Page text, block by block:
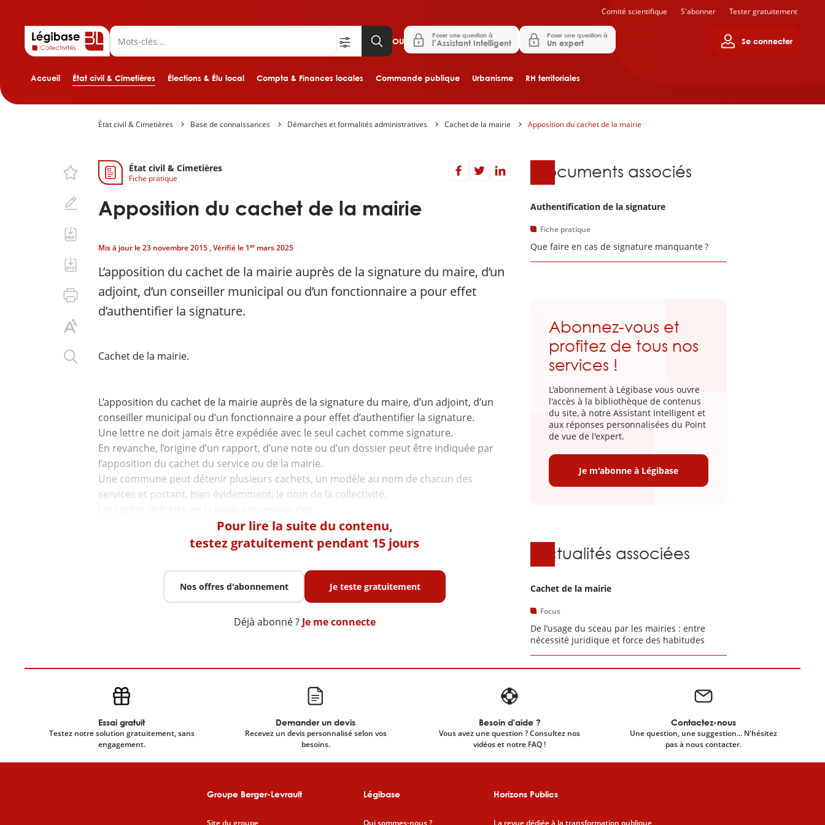
Aller au contenu principal
Accueil État civil & Cimetières Élections & Élu local Compta & Finances locales Commande publique Urbanisme RH territoriales
OU
Poser une question à
l’Assistant Intelligent
Poser une question à
Un expert Se connecter
Comité scientifique S'abonner Tester gratuitement
État civil & Cimetières Base de connaissances Démarches et formalités administratives Cachet de la mairie Apposition du cachet de la mairie
État civil & Cimetières
Fiche pratique
Apposition du cachet de la mairie
Mis à jour le23 novembre 2015 , Vérifié le 1er mars 2025
L’apposition du cachet de la mairie auprès de la signature du maire, d’un
adjoint, d’un conseiller municipal ou d’un fonctionnaire a pour effet
d’authentifier la signature.
Cachet de la mairie.
L’apposition du cachet de la mairie auprès de la signature du maire, d’un adjoint, d’un
conseiller municipal ou d’un fonctionnaire a pour effet d’authentifier la signature.
Une lettre ne doit jamais être expédiée avec le seul cachet comme signature.
En revanche, l’origine d’un rapport, d’une note ou d’un dossier peut être indiquée par
l’apposition du cachet du service ou de la mairie.
Une commune peut détenir plusieurs cachets, un modèle au nom de chacun des
services et portant, bien évidemment, le nom de la collectivité.
Pour lire la suite du contenu,
testez gratuitement pendant 15 jours
Nos offres d'abonnement Je teste gratuitement
Déjà abonné ? Je me connecte
Documents associés
Authentification de la signature
Fiche pratique
Que faire en cas de signature manquante ?
Abonnez-vous et
profitez de tous nos
services !
L'abonnement à Légibase vous ouvre
l'accès à la bibliothèque de contenus
du site, à notre Assistant Intelligent et
aux réponses personnalisées du Point
de vue de l'expert.
Je m'abonne à Légibase
Actualités associées
Cachet de la mairie
Focus
De l’usage du sceau par les mairies : entre
nécessité juridique et force des habitudes
Essai gratuit
Testez notre solution gratuitement, sans
engagement.
Demander un devis
Recevez un devis personnalisé selon vos
besoins.
Besoin d'aide ?
Vous avez une question ? Consultez nos
vidéos et notre FAQ !
Contactez-nous
Une question, une suggestion... N'hésitez
pas à nous contacter.
Groupe Berger-Levrault
Site du groupe
Légibase
Qui sommes-nous ?
Horizons Publics
La revue dédiée à la transformation publique